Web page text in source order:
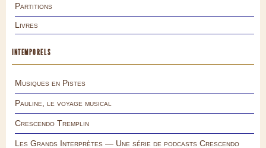
Partitions
Livres
INTEMPORELS
Musiques en Pistes
Pauline, le voyage musical
Crescendo Tremplin
Les Grands Interprètes — Une série de podcasts Crescendo